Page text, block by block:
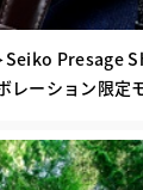
Seiko Presage
レーション限定